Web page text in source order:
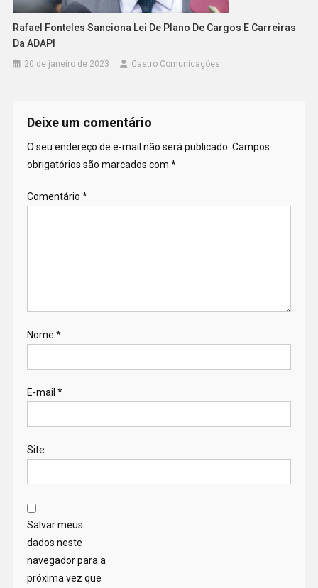
Rafael Fonteles Sanciona Lei De Plano De Cargos E Carreiras
Da ADAPI
20 de janeiro de 2023 Castro Comunicações
Deixe um comentário
O seu endereço de e-mail não será publicado. Campos
obrigatórios são marcados com *
Comentário *
Nome *
E-mail *
Site
Salvar meus
dados neste
navegador para a
próxima vez que